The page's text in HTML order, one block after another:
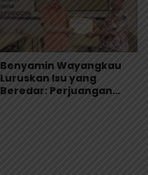
Benyamin Wayangkau
Luruskan Isu yang
Beredar: Perjuangan